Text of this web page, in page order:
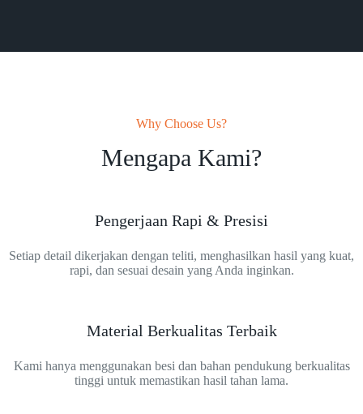
Why Choose Us?
Mengapa Kami?
Pengerjaan Rapi & Presisi
Setiap detail dikerjakan dengan teliti, menghasilkan hasil yang kuat,
rapi, dan sesuai desain yang Anda inginkan.
Material Berkualitas Terbaik
Kami hanya menggunakan besi dan bahan pendukung berkualitas
tinggi untuk memastikan hasil tahan lama.